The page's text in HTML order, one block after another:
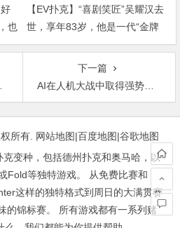
也
【EV扑克】“喜剧笑匠”吴耀汉去
世，享年83岁，他是一代“金牌
配角”
下一篇
AI在人机大战中取得强势开局
所有. 网站地图|百度地图|谷歌地图
变种，包括德州扑克和奥马哈，以
Fold等独特游戏。 从免费比赛和
这样的独特格式到周日的大满贯赛
的锦标赛。 所有游戏都有一系列赌